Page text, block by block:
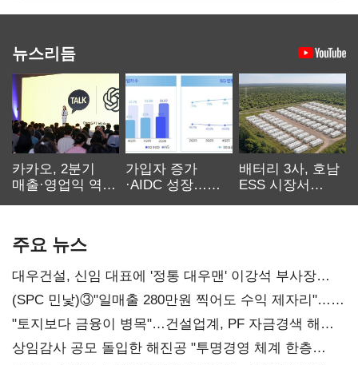
뉴스리듬
카카오, 2분기
매출·영업익 역대
가입자 증가
·AIDC 성장…
배터리 3사, 호남
ESS 시장서
주요 뉴스
대우건설, 신임 대표에 '정통 대우맨' 이강석 부사장
내정
(SPC 민낯)③"일매출 280만원 찍어도 수익 제자리"…
점주 울리는 '상시 할인'
"토지보다 금융이 병목"…건설업계, PF 자금경색 해소
목소리
상임감사 공모 돌입한 해진공 "투명경영 체계 한층